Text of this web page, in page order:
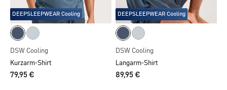
DEEPSLEEPWEAR Cooling
DSW Cooling
Kurzarm-Shirt
79,95 €
DEEPSLEEPWEAR Cooling
DSW Cooling
Langarm-Shirt
89,95 €